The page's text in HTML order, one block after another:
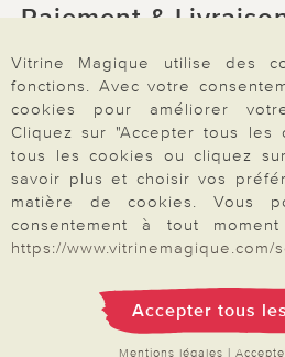
Paiement &
À propos de nous
Besoin d'aide?
Mentions légales|CGV|Données &
Vitrine Magique utilise des
fonctions. Avec votre
cookies pour améliorer
Cliquez sur "Accepter tous les
tous les cookies ou cliquez
savoir plus et choisir vos
matière de cookies. Vous
consentement à tout
https://www.vitrinemagique.com/
Accepter tous
Mentions légales |